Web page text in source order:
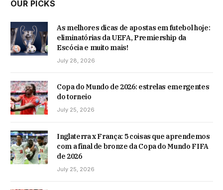
OUR PICKS
As melhores dicas de apostas em futebol hoje:
eliminatórias da UEFA, Premiership da
Escócia e muito mais!
July 28, 2026
Copa do Mundo de 2026: estrelas emergentes
do torneio
July 25, 2026
Inglaterra x França: 5 coisas que aprendemos
com a final de bronze da Copa do Mundo FIFA
de 2026
July 25, 2026